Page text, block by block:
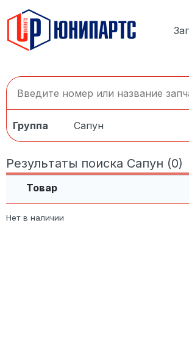
Группа Сапун
Результаты поиска Сапун (0)
Товар
Нет в наличии